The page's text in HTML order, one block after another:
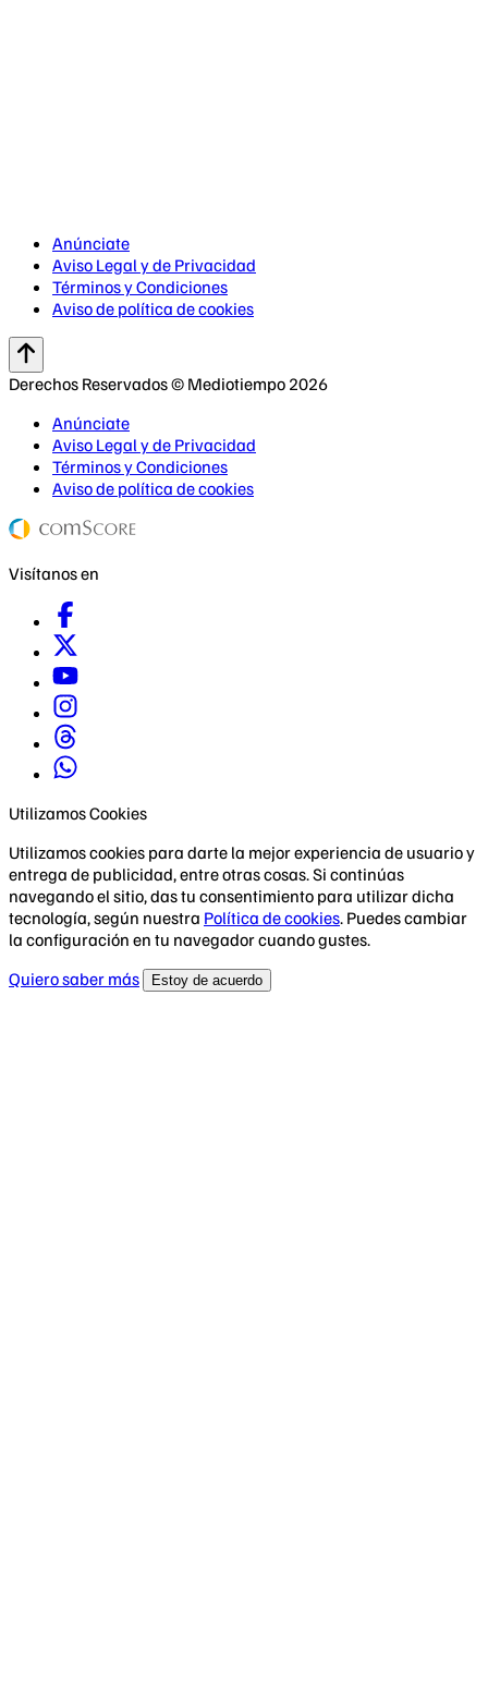
Anúnciate
Aviso Legal y de Privacidad
Términos y Condiciones
Aviso de política de cookies
Derechos Reservados © Mediotiempo 2026
Anúnciate
Aviso Legal y de Privacidad
Términos y Condiciones
Aviso de política de cookies
Visítanos en
Utilizamos Cookies
Utilizamos cookies para darte la mejor experiencia de usuario y
entrega de publicidad, entre otras cosas. Si continúas
navegando el sitio, das tu consentimiento para utilizar dicha
tecnología, según nuestra Política de cookies. Puedes cambiar
la configuración en tu navegador cuando gustes.
Quiero saber más
Estoy de acuerdo